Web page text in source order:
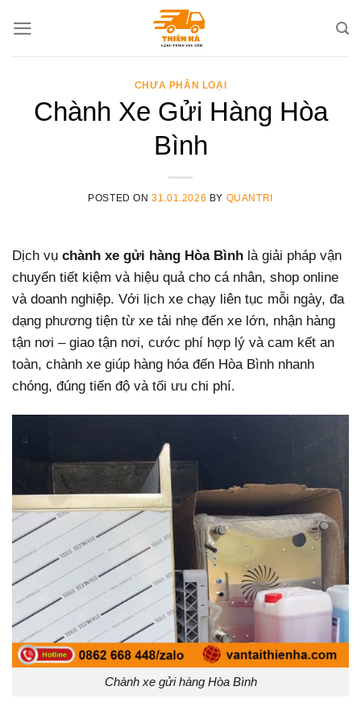
CHƯA PHÂN LOẠI
Chành Xe Gửi Hàng Hòa
Bình
POSTED ON31.01.2026 BY QUANTRI
Dịch vụ chành xe gửi hàng Hòa Bình là giải pháp vận
chuyển tiết kiệm và hiệu quả cho cá nhân, shop online
và doanh nghiệp. Với lịch xe chạy liên tục mỗi ngày, đa
dạng phương tiện từ xe tải nhẹ đến xe lớn, nhận hàng
tận nơi – giao tận nơi, cước phí hợp lý và cam kết an
toàn, chành xe giúp hàng hóa đến Hòa Bình nhanh
chóng, đúng tiến độ và tối ưu chi phí.
Chành xe gửi hàng Hòa Bình